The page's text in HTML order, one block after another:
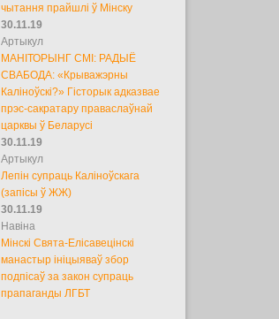
чытання прайшлі ў Мінску
30.11.19
Артыкул
МАНІТОРЫНГ СМІ: РАДЫЁ
СВАБОДА: «Крыважэрны
Каліноўскі?» Гісторык адказвае
прэс-сакратару праваслаўнай
царквы ў Беларусі
30.11.19
Артыкул
Лепін супраць Каліноўскага
(запісы ў ЖЖ)
30.11.19
Навіна
Мінскі Свята-Елісавецінскі
манастыр ініцыяваў збор
подпісаў за закон супраць
прапаганды ЛГБТ